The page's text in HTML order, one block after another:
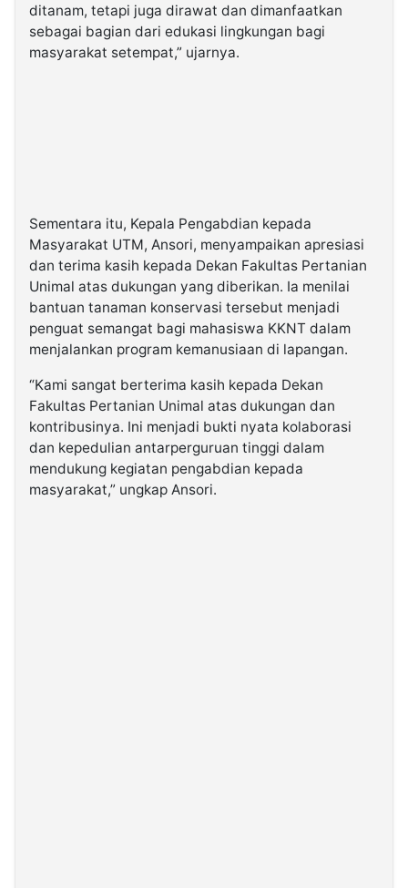
ditanam, tetapi juga dirawat dan dimanfaatkan
sebagai bagian dari edukasi lingkungan bagi
masyarakat setempat,” ujarnya.
Sementara itu, Kepala Pengabdian kepada
Masyarakat UTM, Ansori, menyampaikan apresiasi
dan terima kasih kepada Dekan Fakultas Pertanian
Unimal atas dukungan yang diberikan. Ia menilai
bantuan tanaman konservasi tersebut menjadi
penguat semangat bagi mahasiswa KKNT dalam
menjalankan program kemanusiaan di lapangan.
“Kami sangat berterima kasih kepada Dekan
Fakultas Pertanian Unimal atas dukungan dan
kontribusinya. Ini menjadi bukti nyata kolaborasi
dan kepedulian antarperguruan tinggi dalam
mendukung kegiatan pengabdian kepada
masyarakat,” ungkap Ansori.